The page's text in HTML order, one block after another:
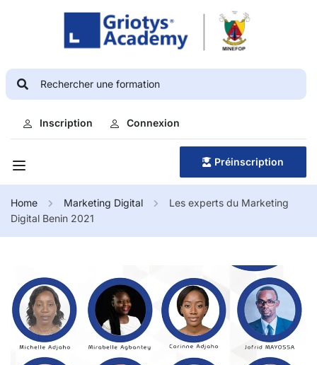
Inscription Connexion
Préinscription
Home Marketing Digital
Les experts du Marketing
Digital Benin 2021